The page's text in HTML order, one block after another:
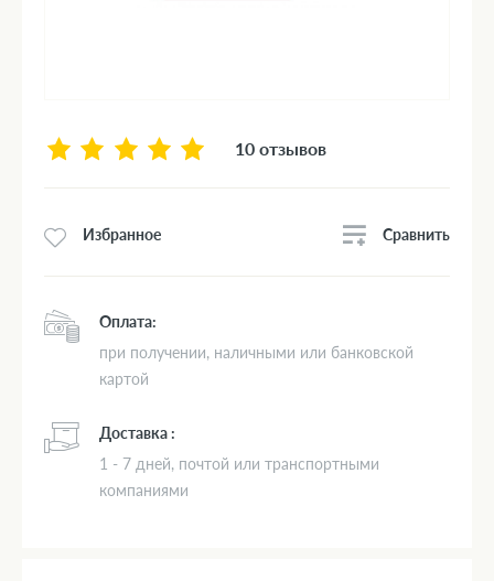
10 отзывов
Избранное Сравнить
Оплата:
при получении, наличными или банковской
картой
Доставка :
1 - 7 дней, почтой или транспортными
компаниями